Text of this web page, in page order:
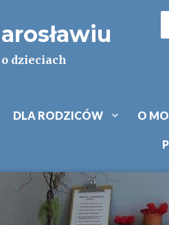
dzieciach
DLA RODZICÓW O